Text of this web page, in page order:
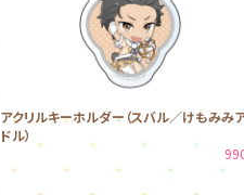
アクリルキーホルダー（スバル／けもみみ
ドル）